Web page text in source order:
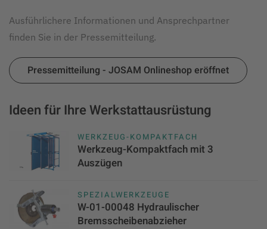
Ausführlichere Informationen und Ansprechpartner
finden Sie in der Pressemitteilung.
Pressemitteilung - JOSAM Onlineshop eröffnet
Ideen für Ihre Werkstattausrüstung
WERKZEUG-KOMPAKTFACH
Werkzeug-Kompaktfach mit 3
Auszügen
SPEZIALWERKZEUGE
W-01-00048 Hydraulischer
Bremsscheibenabzieher